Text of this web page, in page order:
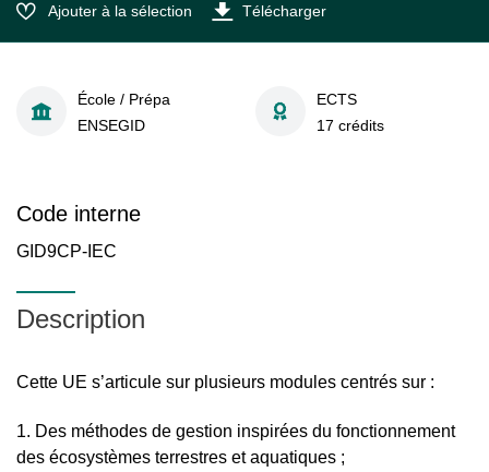
Ajouter à la sélection Télécharger
École / Prépa
ENSEGID
ECTS
17 crédits
Code interne
GID9CP-IEC
Description
Cette UE s’articule sur plusieurs modules centrés sur :
Des méthodes de gestion inspirées du fonctionnement
des écosystèmes terrestres et aquatiques ;